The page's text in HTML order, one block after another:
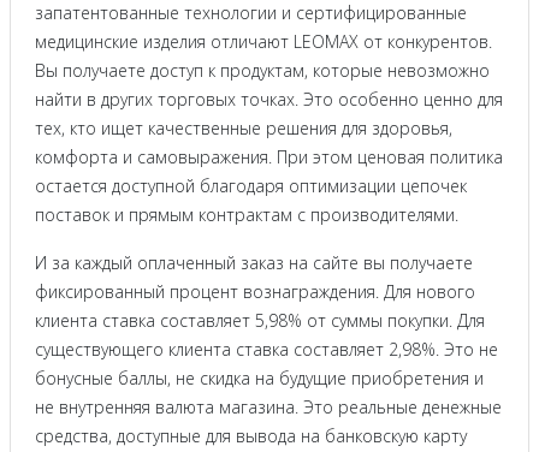
запатентованные технологии и сертифицированные
медицинские изделия отличают LEOMAX от конкурентов.
Вы получаете доступ к продуктам, которые невозможно
найти в других торговых точках. Это особенно ценно для
тех, кто ищет качественные решения для здоровья,
комфорта и самовыражения. При этом ценовая политика
остается доступной благодаря оптимизации цепочек
поставок и прямым контрактам с производителями.
И за каждый оплаченный заказ на сайте вы получаете
фиксированный процент вознаграждения. Для нового
клиента ставка составляет 5,98% от суммы покупки. Для
существующего клиента ставка составляет 2,98%. Это не
бонусные баллы, не скидка на будущие приобретения и
не внутренняя валюта магазина. Это реальные денежные
средства, доступные для вывода на банковскую карту